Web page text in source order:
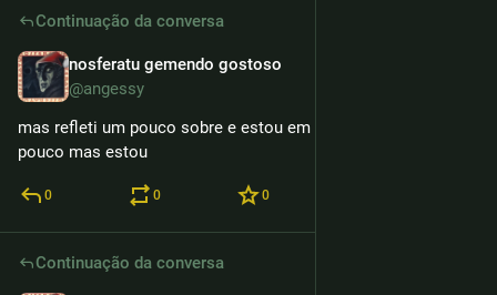
Continuação da conversa
nosferatu gemendo gostoso
@angessy
mas refleti um pouco sobre e estou em paz agora só um
pouco mas estou
0 0 0
Continuação da conversa